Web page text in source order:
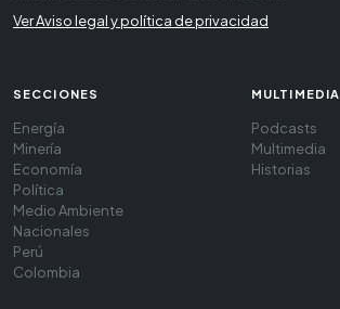
Ver Aviso legal y política de privacidad
SECCIONES
Energía
Minería
Economía
Política
Medio Ambiente
Nacionales
Perú
Colombia
MULTIMEDIA
Podcasts
Multimedia
Historias